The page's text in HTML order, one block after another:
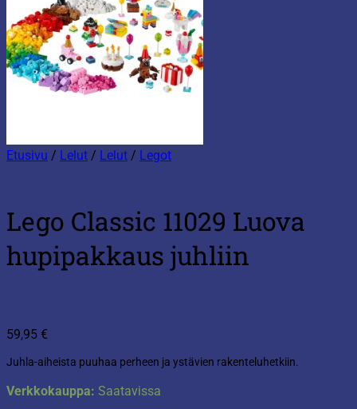
Etusivu / Lelut / Lelut / Legot
Lego Classic 11029 Luova
hupipakkaus juhliin
59,95 €
Juhla-aiheista puuhaa perheen ja ystävien rakenteluhetkiin.
Verkkokauppa: Saatavissa